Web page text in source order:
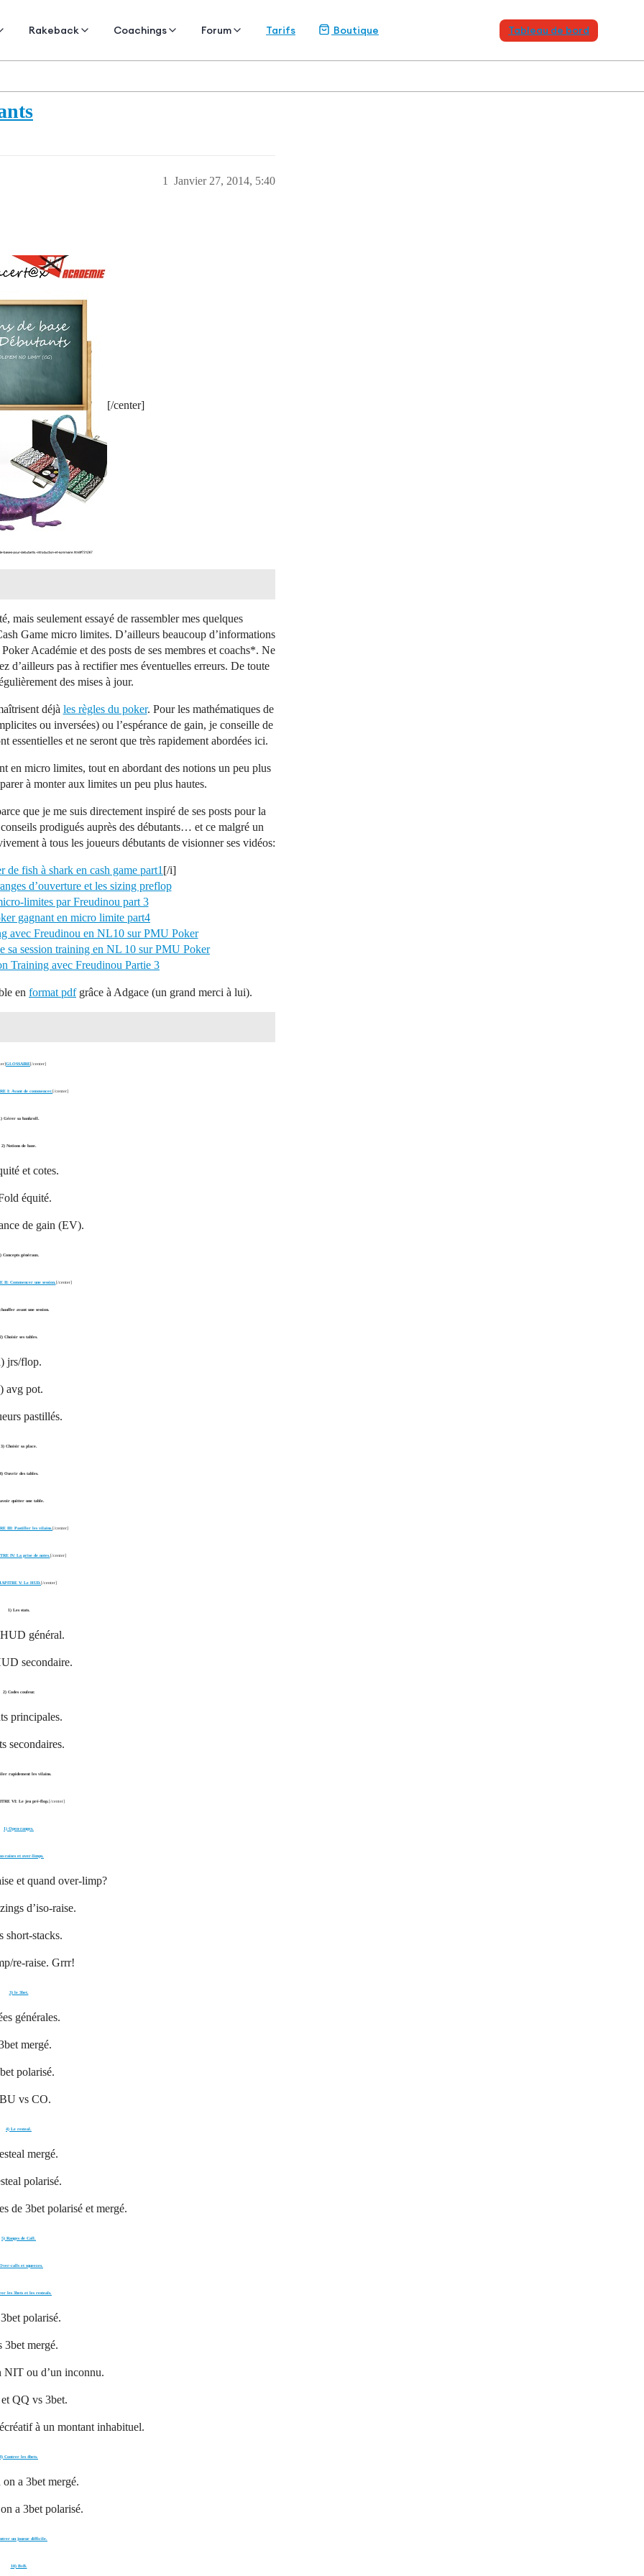
Rakeback Coachings Forum Tarifs Boutique Tableau de bord
Janvier 27, 2014, 5:40
1
[/center]
mais seulement essayé de rassembler mes quelques
Game micro limites. D’ailleurs beaucoup d’informations
Académie et des posts de ses membres et coachs*. Ne
d’ailleurs pas à rectifier mes éventuelles erreurs. De toute
des mises à jour.
déjà les règles du poker. Pour les mathématiques de
ou inversées) ou l’espérance de gain, je conseille de
essentielles et ne seront que très rapidement abordées ici.
en micro limites, tout en abordant des notions un peu plus
à monter aux limites un peu plus hautes.
que je me suis directement inspiré de ses posts pour la
prodigués auprès des débutants… et ce malgré un
à tous les joueurs débutants de visionner ses vidéos:
de fish à shark en cash game part1 [/i]
d’ouverture et les sizing preflop
limites par Freudinou part 3
gagnant en micro limite part4
avec Freudinou en NL10 sur PMU Poker
sa session training en NL 10 sur PMU Poker
Training avec Freudinou Partie 3
en format pdfgrâce à Adgace (un grand merci à lui).
GLOSSAIRE[/center]
I: Avant de commencer.[/center]
Gérer sa bankroll.
2) Notions de base.
et cotes.
équité.
de gain (EV).
Concepts généraux.
II: Commencer une session. [/center]
avant une session.
2) Choisir ses tables.
jrs/flop.
avg pot.
pastillés.
3) Choisir sa place.
4) Ouvrir des tables.
quitter une table.
III: Pastiller les vilains. [/center]
IV: La prise de notes. [/center]
V: Le HUD. [/center]
1) Les stats.
général.
secondaire.
2) Codes couleur.
principales.
secondaires.
rapidement les vilains.
VI: Le jeu pré-flop. [/center]
1) Open-ranges.
raises et over-limps.
et quand over-limp?
d’iso-raise.
short-stacks.
re-raise. Grrr!
3) le 3bet.
générales.
mergé.
polarisé.
vs CO.
4) Le resteal.
mergé.
polarisé.
de 3bet polarisé et mergé.
5) Ranges de Call.
calls et squeezes.
les 3bets et les resteals.
polarisé.
3bet mergé.
NIT ou d’un inconnu.
QQ vs 3bet.
à un montant inhabituel.
8) Contrer les 4bets.
a 3bet mergé.
a 3bet polarisé.
un joueur difficile.
10) BvB.